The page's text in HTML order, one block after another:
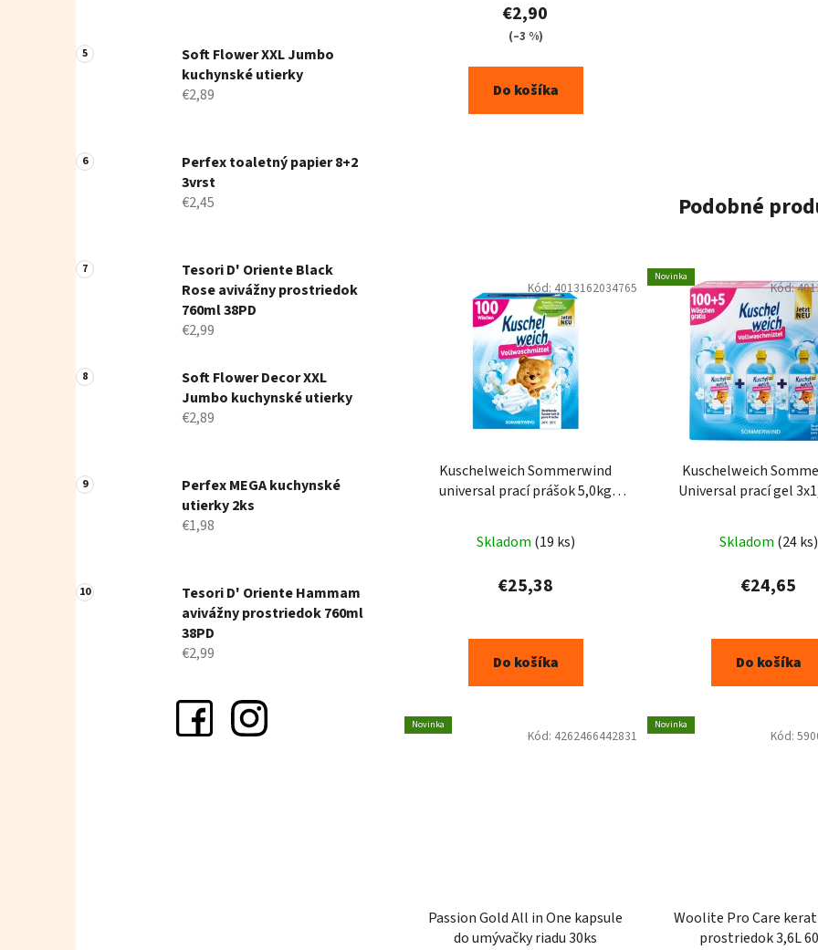
Soft Flower XXL Jumbo
kuchynské utierky
€2,89
Perfex toaletný papier 8+2
3vrst
€2,45
Tesori D' Oriente Black
Rose avivážny prostriedok
760ml 38PD
€2,99
Soft Flower Decor XXL
Jumbo kuchynské utierky
€2,89
Perfex MEGA kuchynské
utierky 2ks
€1,98
Tesori D' Oriente Hammam
avivážny prostriedok 760ml
38PD
€2,99
€2,90
(–3 %)
Do košíka
Podobné
Kuschelweich Sommerwind
universal prací prášok 5,0kg
Skladom (19 ks)
€25,38
Do košíka
Kód:4013162034765
Novinka
Kuschelweich
Universal prací gel
Skladom (24 ks)
€24,65
Do košíka
Kód:
Novinka
Passion Gold All in One kapsule
do umývačky riadu 30ks
Kód: 4262466442831
Novinka
Woolite Pro Care keratin prací
prostriedok 3,6L
Kód: